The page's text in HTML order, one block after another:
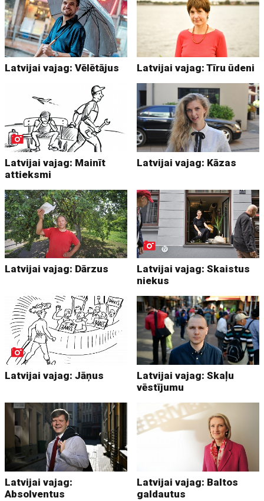
Latvijai vajag: Vēlētājus Latvijai vajag: Tīru ūdeni
Latvijai vajag: Mainīt
attieksmi
Latvijai vajag: Kāzas
Latvijai vajag: Dārzus
Latvijai vajag: Skaistus
niekus
Latvijai vajag: Jāņus
Latvijai vajag: Skaļu
vēstījumu
Latvijai vajag:
Absolventus
Latvijai vajag: Baltos
galdautus